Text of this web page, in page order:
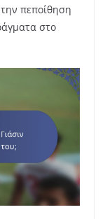
πεποίθηση
στο